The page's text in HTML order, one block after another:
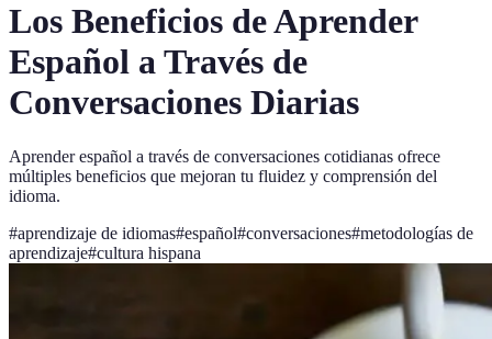
Los Beneficios de Aprender
Español a Través de
Conversaciones Diarias
Aprender español a través de conversaciones cotidianas ofrece
múltiples beneficios que mejoran tu fluidez y comprensión del
idioma.
#aprendizaje de idiomas#español#conversaciones#metodologías de
aprendizaje#cultura hispana